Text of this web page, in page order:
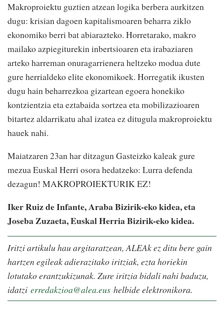
Makroproiektu guztien atzean logika berbera aurkitzen
dugu: krisian dagoen kapitalismoaren beharra ziklo
ekonomiko berri bat abiarazteko. Horretarako, makro
mailako azpiegiturekin inbertsioaren eta irabaziaren
arteko harreman onuragarrienera heltzeko modua dute
gure herrialdeko elite ekonomikoek. Horregatik ikusten
dugu hain beharrezkoa gizartean egoera honekiko
kontzientzia eta eztabaida sortzea eta mobilizazioaren
bitartez aldarrikatu ahal izatea ez ditugula makroproiektu
hauek nahi.
Maiatzaren 23an har ditzagun Gasteizko kaleak gure
mezua Euskal Herri osora hedatzeko: Lurra defenda
dezagun! MAKROPROIEKTURIK EZ!
Iker Ruiz de Infante, Araba Bizirik-eko kidea, eta
Joseba Zuzaeta, Euskal Herria Bizirik-eko kidea.
Iritzi artikulu hau argitaratzean, ALEAk ez ditu bere gain
hartzen egileak adierazitako iritziak, ezta horiekin
lotutako erantzukizunak. Zure iritzia bidali nahi baduzu,
idatzi erredakzioa@alea.eus helbide elektronikora.